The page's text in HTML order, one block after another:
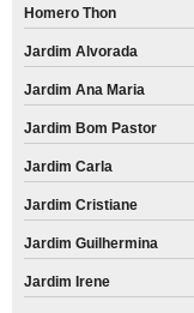
Homero Thon
Jardim Alvorada
Jardim Ana Maria
Jardim Bom Pastor
Jardim Carla
Jardim Cristiane
Jardim Guilhermina
Jardim Irene